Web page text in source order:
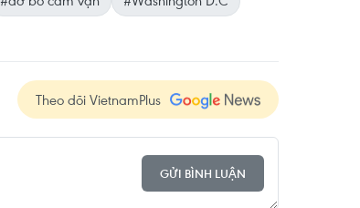
Theo dõi VietnamPlus
GỬI BÌNH LUẬN